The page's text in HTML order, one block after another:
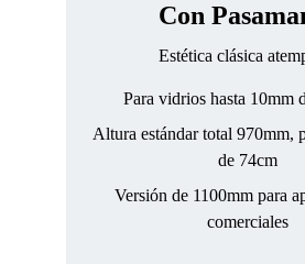
Con
Estética clásica
Para vidrios hasta 10mm
Altura estándar total 970mm,
de 74cm
Versión de 1100mm para
comerciales